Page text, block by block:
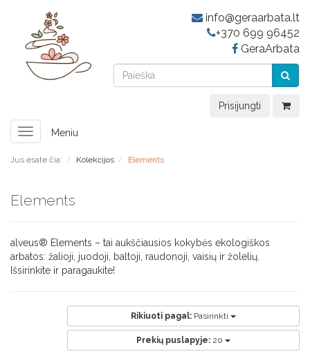
info@geraarbata.lt
+370 699 96452
GeraArbata
Prisijungti
Toggle
navigation
Meniu
Jus esate čia: Kolekcijos Elements
Elements
alveus® Elements – tai aukščiausios kokybės ekologiškos
arbatos: žalioji, juodoji, baltoji, raudonoji, vaisių ir žolelių.
Išsirinkite ir paragaukite!
Rikiuoti pagal: Pasirinkti
Prekių puslapyje: 20